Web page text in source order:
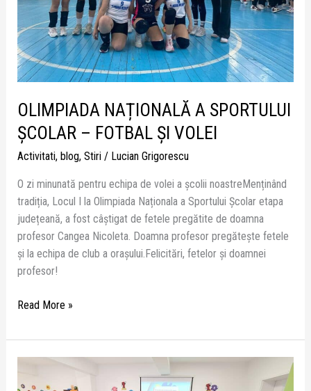
OLIMPIADA NAȚIONALĂ A SPORTULUI
ȘCOLAR – FOTBAL ŞI VOLEI
Activitati, blog, Stiri/ Lucian Grigorescu
O zi minunată pentru echipa de volei a școlii noastreMenținând
tradiția, Locul I la Olimpiada Naționala a Sportului Școlar etapa
județeană, a fost câștigat de fetele pregătite de doamna
profesor Cangea Nicoleta. Doamna profesor pregătește fetele
și la echipa de club a orașului.Felicitări, fetelor și doamnei
profesor!
ŞI
VOLEI
Read More »
Națională